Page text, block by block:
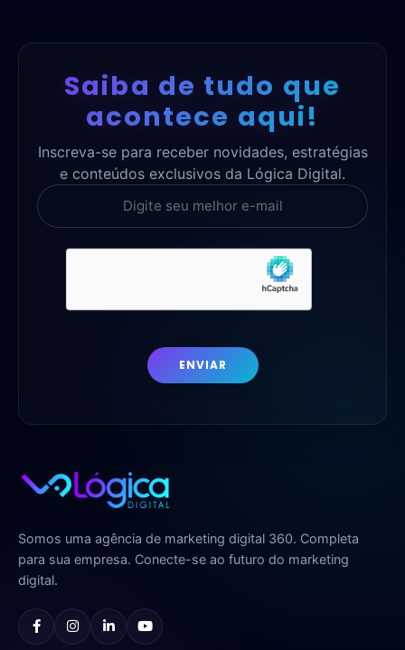
Saiba de tudo que
acontece aqui!
Inscreva-se para receber novidades, estratégias
e conteúdos exclusivos da Lógica Digital.
ENVIAR
Somos uma agência de marketing digital 360. Completa
para sua empresa. Conecte-se ao futuro do marketing
digital.